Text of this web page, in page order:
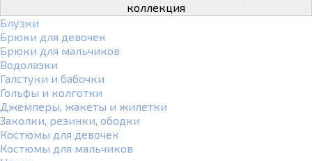
коллекция
Блузки
Брюки для девочек
Брюки для мальчиков
Водолазки
Галстуки и бабочки
Гольфы и колготки
Джемперы, жакеты и жилетки
Заколки, резинки, ободки
Костюмы для девочек
Костюмы для мальчиков